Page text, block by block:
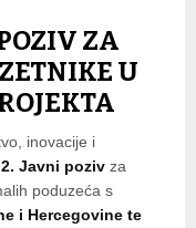
ZA
U
inovacije i
2. Javni poziv za
poduzeća s
i Hercegovine te